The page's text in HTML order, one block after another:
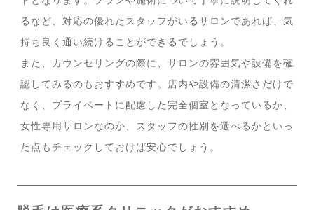
るなど、対応の優れたスタッフがいるサロンであれば、気
持ち良く通い続けることができるでしょう。
また、カウンセリングの際に、サロンの雰囲気や設備を確
認してみるのもおすすめです。店内や設備の清潔さだけで
なく、プライベートに配慮した完全個室となっているか、
女性専用サロンなのか、スタッフの性別を選べるかといっ
た点もチェックしておけば安心でしょう。